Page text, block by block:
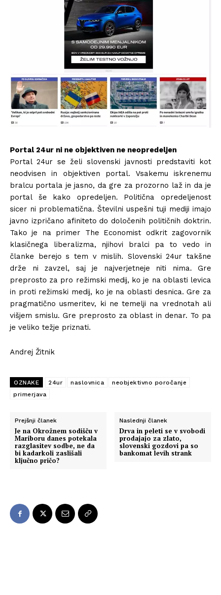
Portal 24ur ni ne objektiven ne neopredeljen
Portal 24ur se želi slovenski javnosti predstaviti kot
neodvisen in objektiven portal. Vsakemu iskrenemu
bralcu portala je jasno, da gre za prozorno laž in da je
portal še kako opredeljen. Politična opredeljenost
sicer ni problematična. Številni uspešni tuji mediji imajo
javno izpričano afiniteto do določenih političnih doktrin.
Tako je na primer The Economist odkrit zagovornik
klasičnega liberalizma, njihovi bralci pa to vedo in
članke berejo s tem v mislih. Slovenski 24ur takšne
drže ni zavzel, saj je najverjetneje niti nima. Gre
preprosto za pro režimski medij, ko je na oblasti levica
in proti režimski medij, ko je na oblasti desnica. Gre za
pragmatično usmeritev, ki ne temelji na vrednotah ali
višjem smislu. Gre preprosto za oblast in denar. To pa
je veliko težje priznati.
Andrej Žitnik
OZNAKE 24ur naslovnica
neobjektivno poročanje
primerjava
Prejšnji članek
Je na Okrožnem sodišču v
Mariboru danes potekala
razglasitev sodbe, ne da
bi kadarkoli zaslišali
ključno pričo?
Naslednji članek
Drva in peleti se v svobodi
prodajajo za zlato,
slovenski gozdovi pa so
bankomat levih strank